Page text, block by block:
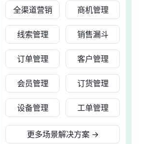
全渠道营销 商机管理
线索管理 销售漏斗
订单管理 客户管理
会员管理 订货管理
设备管理 工单管理
更多场景解决方案 →